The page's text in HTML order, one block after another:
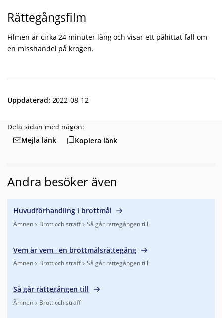
Rättegångsfilm
Filmen är cirka 24 minuter lång och visar ett påhittat fall om
en misshandel på krogen.
Uppdaterad: 2022-08-12
Dela sidan med någon:
Mejla länk
Kopiera länk
Andra besöker även
Huvudförhandling i brottmål
Ämnen Brott och straff Så går rättegången till
Vem är vem i en brottmålsrättegång
Ämnen Brott och straff Så går rättegången till
Så går rättegången till
Ämnen Brott och straff